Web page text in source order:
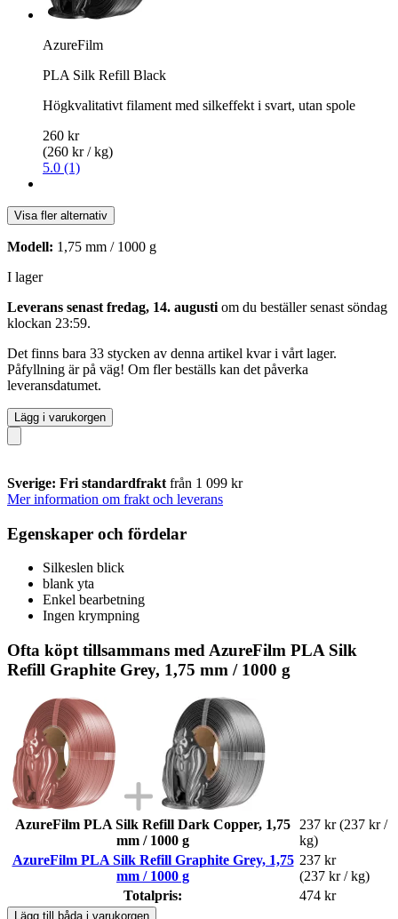
AzureFilm
PLA Silk Refill Black
Högkvalitativt filament med silkeffekt i svart, utan spole
260 kr
(260 kr / kg)
5.0 (1)
Visa fler alternativ
Modell: 1,75 mm / 1000 g
I lager
Leverans senast fredag, 14. augusti om du beställer senast söndag
klockan 23:59.
Det finns bara 33 stycken av denna artikel kvar i vårt lager.
Påfyllning är på väg! Om fler beställs kan det påverka
leveransdatumet.
Lägg i varukorgen
Sverige: Fri standardfrakt från 1 099 kr
Mer information om frakt och leverans
Egenskaper och fördelar
Silkeslen blick
blank yta
Enkel bearbetning
Ingen krympning
Ofta köpt tillsammans med AzureFilm PLA Silk
Refill Graphite Grey, 1,75 mm / 1000 g
AzureFilm PLA Silk Refill Dark Copper, 1,75
mm / 1000 g
237 kr (237 kr /
kg)
AzureFilm PLA Silk Refill Graphite Grey, 1,75
mm / 1000 g
237 kr
(237 kr / kg)
Totalpris:
474 kr
Lägg till båda i varukorgen